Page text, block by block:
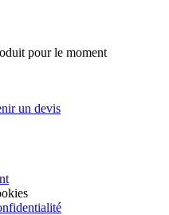
pour le moment
un devis